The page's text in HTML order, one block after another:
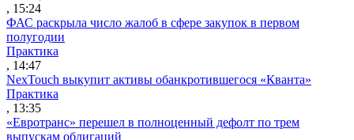
, 15:24
ФАС раскрыла число жалоб в сфере закупок в первом
полугодии
Практика
, 14:47
NexTouch выкупит активы обанкротившегося «Кванта»
Практика
, 13:35
«Евротранс» перешел в полноценный дефолт по трем
выпускам облигаций